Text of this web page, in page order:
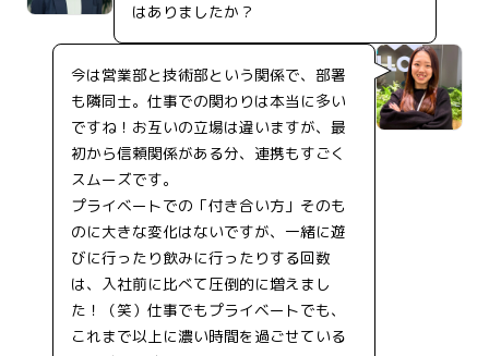
はありましたか？
今は営業部と技術部という関係で、部署
も隣同士。仕事での関わりは本当に多い
ですね！お互いの立場は違いますが、最
初から信頼関係がある分、連携もすごく
スムーズです。
プライベートでの「付き合い方」そのも
のに大きな変化はないですが、一緒に遊
びに行ったり飲みに行ったりする回数
は、入社前に比べて圧倒的に増えまし
た！（笑）仕事でもプライベートでも、
これまで以上に濃い時間を過ごせている